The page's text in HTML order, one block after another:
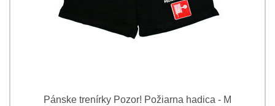
Pánske trenírky Pozor! Požiarna hadica - M